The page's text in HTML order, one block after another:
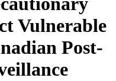
Vulnerable
Post-